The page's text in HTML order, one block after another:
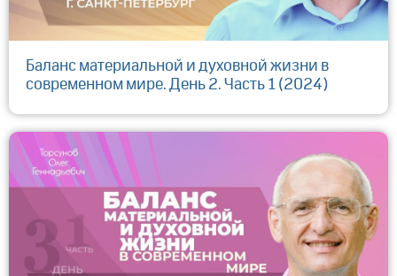
Баланс материальной и духовной жизни в
современном мире. День 2. Часть 1 (2024)